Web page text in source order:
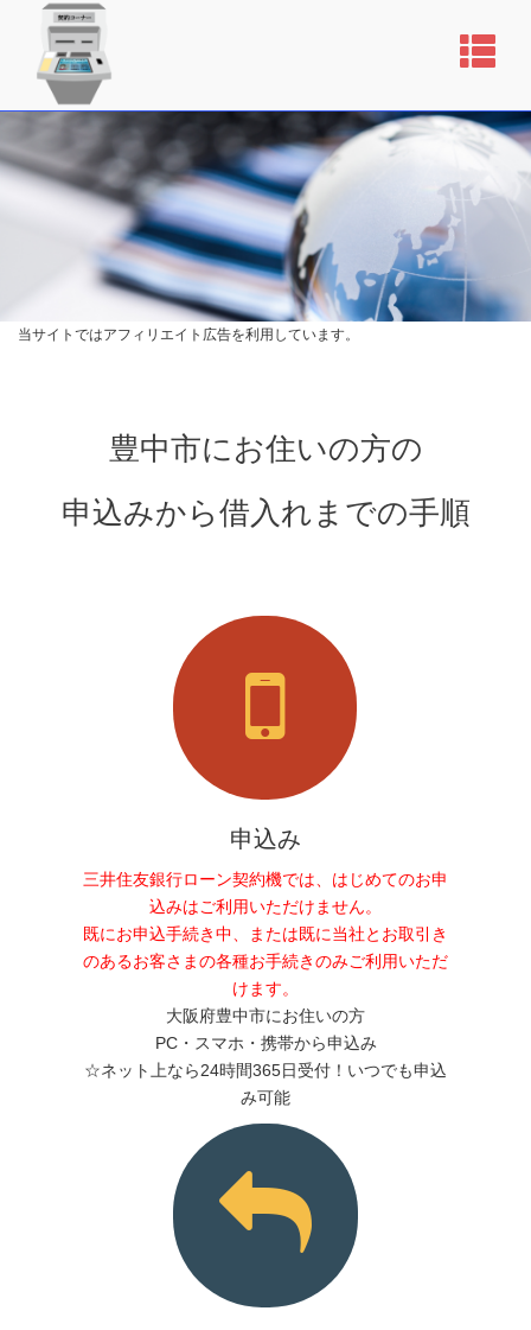
当サイトではアフィリエイト広告を利用しています。
豊中市にお住いの方の
申込みから借入れまでの手順
申込み
三井住友銀行ローン契約機では、はじめてのお申
込みはご利用いただけません。
既にお申込手続き中、または既に当社とお取引き
のあるお客さまの各種お手続きのみご利用いただ
けます。
大阪府豊中市にお住いの方
PC・スマホ・携帯から申込み
☆ネット上なら24時間365日受付！いつでも申込
み可能